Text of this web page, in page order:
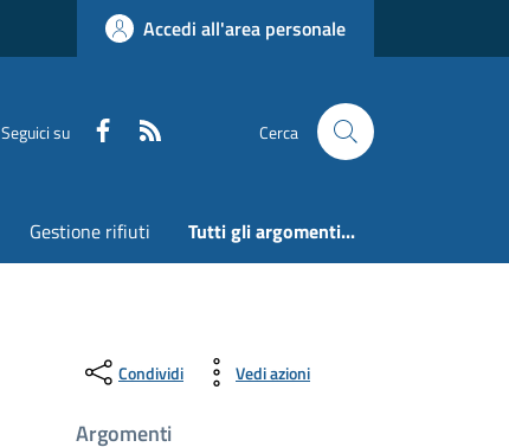
Accedi all'area personale
Seguici su Faceboook Cerca
Gestione rifiuti Tutti gli argomenti...
Condividi Vedi azioni
Argomenti